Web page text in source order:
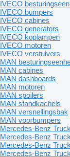
IVECO
IVECO bumpers
IVECO cabines
IVECO generators
IVECO koplampen
IVECO motoren
IVECO verstuivers
MAN
MAN cabines
MAN dashboards
MAN motoren
MAN spoilers
MAN standkachels
MAN versnellingsbak
MAN voorbumpers
Mercedes-Benz
Mercedes-Benz
Mercedes-Benz
Mercedes-Benz